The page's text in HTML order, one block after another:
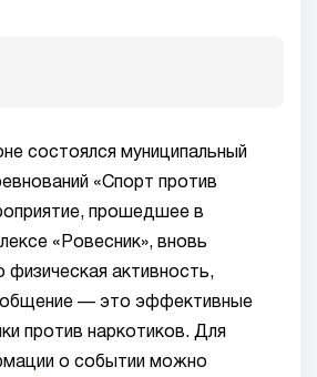
состоялся муниципальный
«Спорт против
прошедшее в
«Ровесник», вновь
физическая активность,
общение — это эффективные
против наркотиков. Для
о событии можно